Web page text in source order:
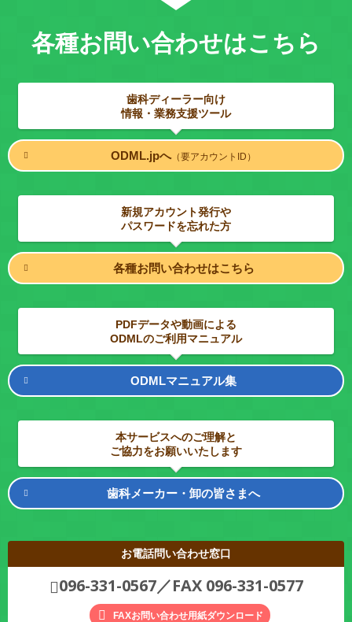
各種お問い合わせはこちら
歯科ディーラー向け
情報・業務支援ツール
ODML.jpへ（要アカウントID）
新規アカウント発行や
パスワードを忘れた方
各種お問い合わせはこちら
PDFデータや動画による
ODMLのご利用マニュアル
ODMLマニュアル集
本サービスへのご理解と
ご協力をお願いいたします
歯科メーカー・卸の皆さまへ
お電話問い合わせ窓口
096-331-0567／FAX 096-331-0577
FAXお問い合わせ用紙ダウンロード